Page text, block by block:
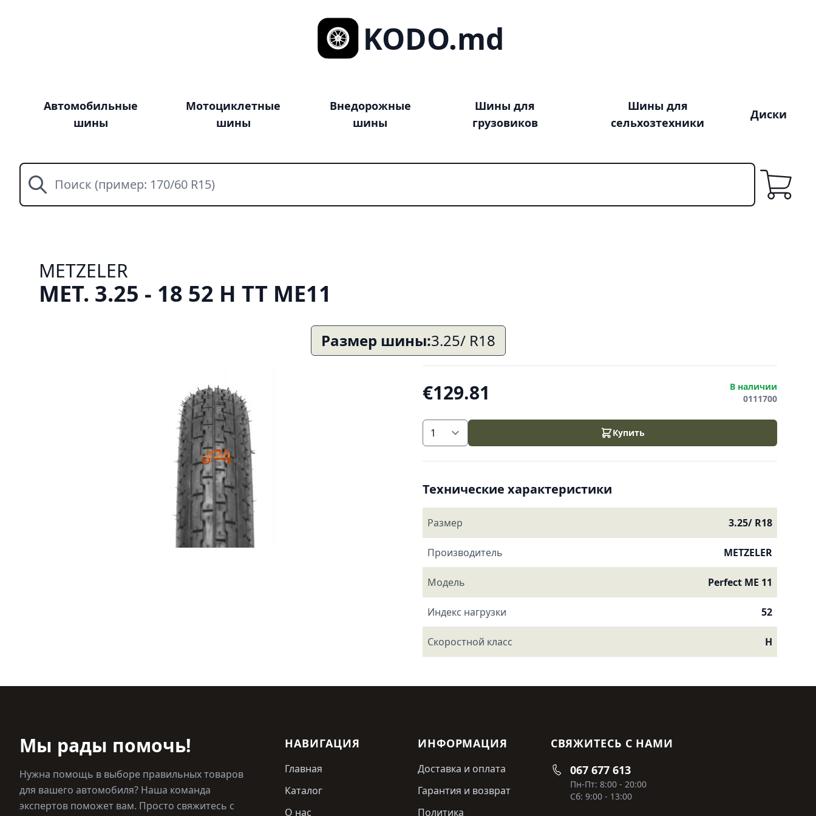
KODO.md
Автомобильные
шины
Мотоциклетные
шины
Внедорожные
шины
Шины для
грузовиков
Шины для
сельхозтехники
Диски
Поиск
Корзина
METZELER
MET. 3.25 - 18 52 H TT ME11
Размер шины:3.25/ R18
€129.81
В наличии
0111700
Купить
Технические характеристики
Размер 3.25/ R18
Производитель METZELER
Модель Perfect ME 11
Индекс нагрузки 52
Скоростной класс H
Мы рады помочь!
Нужна помощь в выборе правильных товаров
для вашего автомобиля? Наша команда
экспертов поможет вам. Просто свяжитесь с
НАВИГАЦИЯ
Главная
Каталог
О нас
ИНФОРМАЦИЯ
Доставка и оплата
Гарантия и возврат
Политика
СВЯЖИТЕСЬ С НАМИ
067 677 613
Пн-Пт: 8:00 - 20:00
Сб: 9:00 - 13:00